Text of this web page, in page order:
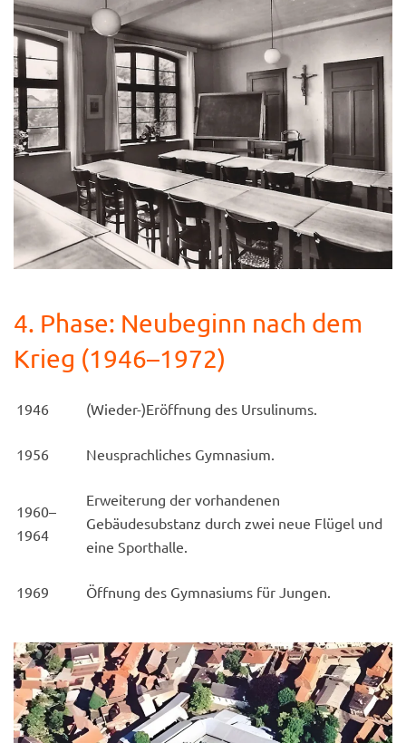
4. Phase: Neubeginn nach dem
Krieg (1946–1972)
1946 (Wieder-)Eröffnung des Ursulinums.
1956 Neusprachliches Gymnasium.
1960–
1964
Erweiterung der vorhandenen
Gebäudesubstanz durch zwei neue Flügel und
eine Sporthalle.
1969 Öffnung des Gymnasiums für Jungen.